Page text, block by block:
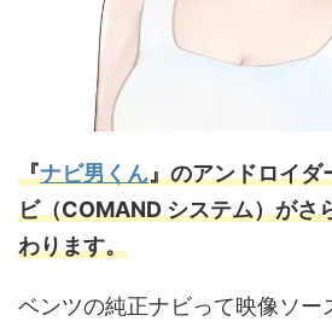
『ナビ男くん』のアンドロイダ
ビ（COMAND システム）がさ
わります。
ベンツの純正ナビって映像ソー